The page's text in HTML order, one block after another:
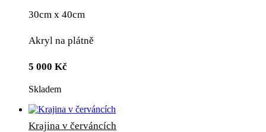
30cm x 40cm
Akryl na plátně
5 000 Kč
Skladem
Krajina v červáncích